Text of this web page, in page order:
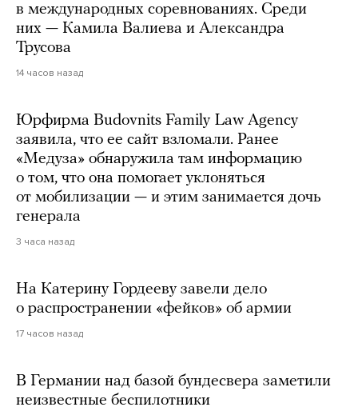
в международных соревнованиях. Среди
них — Камила Валиева и Александра
Трусова
14 часов назад
Юрфирма Budovnits Family Law Agency
заявила, что ее сайт взломали. Ранее
«Медуза» обнаружила там информацию
о том, что она помогает уклоняться
от мобилизации — и этим занимается дочь
генерала
3 часа назад
На Катерину Гордееву завели дело
о распространении «фейков» об армии
17 часов назад
В Германии над базой бундесвера заметили
неизвестные беспилотники